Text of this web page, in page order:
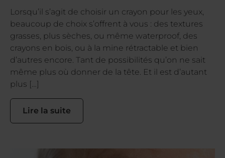
Lorsqu’il s’agit de choisir un crayon pour les yeux,
beaucoup de choix s’offrent à vous : des textures
grasses, plus sèches, ou même waterproof, des
crayons en bois, ou à la mine rétractable et bien
d’autres encore. Tant de possibilités qu’on ne sait
même plus où donner de la tête. Et il est d’autant
plus […]
Lire la suite